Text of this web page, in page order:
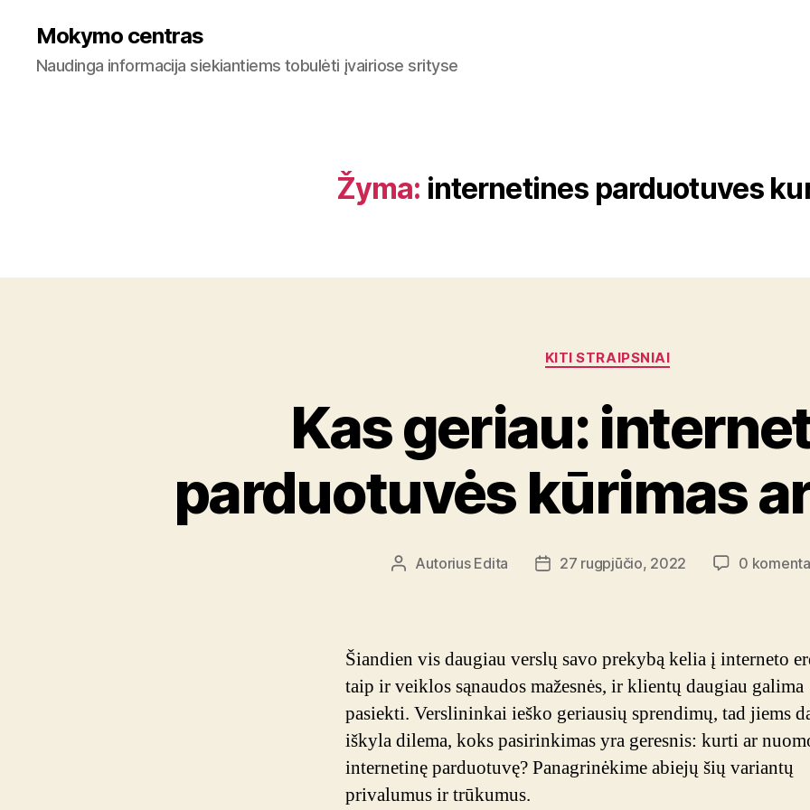
Mokymo centras
Naudinga informacija siekiantiems tobulėti įvairiose srityse
Žyma: internetines parduotuves
Kategorijos
KITI STRAIPSNIAI
Kas geriau:
parduotuvės kūrimas
ĮrašoAutorius Edita
Įrašo27 rugpjūčio, 2022 0
Šiandien vis daugiau verslų savo prekybą kelia į interneto
taip ir veiklos sąnaudos mažesnės, ir klientų daugiau galima
pasiekti. Verslininkai ieško geriausių sprendimų, tad jiems
iškyla dilema, koks pasirinkimas yra geresnis: kurti ar
internetinę parduotuvę? Panagrinėkime abiejų šių variantų
privalumus ir trūkumus.